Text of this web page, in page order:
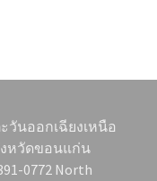
นออกเฉียงเหนือ
งหวัดขอนแก่น
0772 North